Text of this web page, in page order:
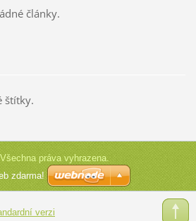
články.
štítky.
práva vyhrazena.
zdarma!
verzi